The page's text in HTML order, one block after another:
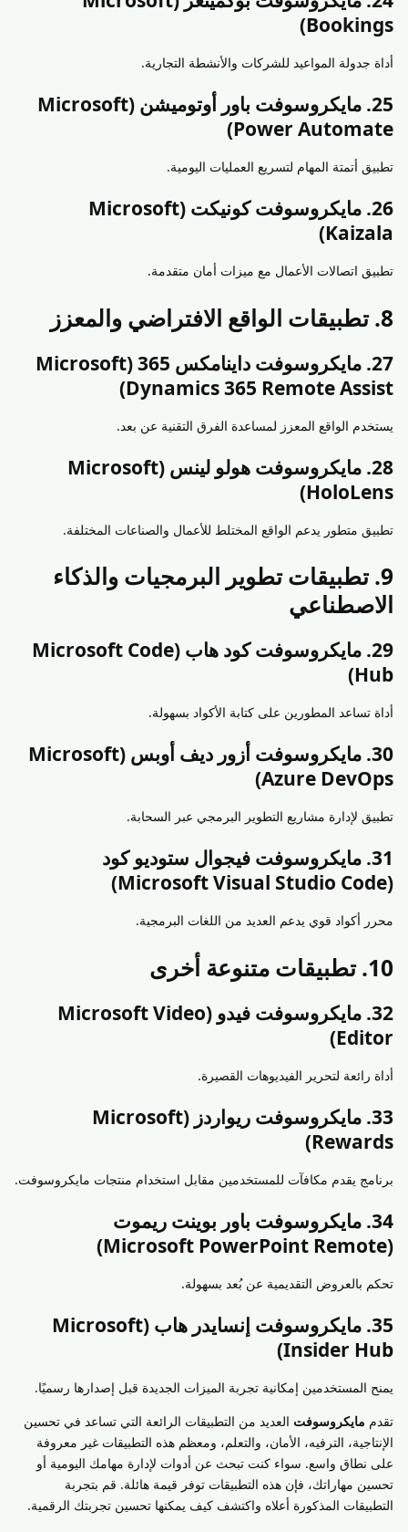
Bookings)
أداة جدولة المواعيد للشركات والأنشطة التجارية.
25. مايكروسوفت باور أوتوميشن (Microsoft
Power Automate)
تطبيق أتمتة المهام لتسريع العمليات اليومية.
26. مايكروسوفت كونيكت (Microsoft
Kaizala)
تطبيق اتصالات الأعمال مع ميزات أمان متقدمة.
8. تطبيقات الواقع الافتراضي والمعزز
27. مايكروسوفت داينامكس 365 (Microsoft
Dynamics 365 Remote Assist)
يستخدم الواقع المعزز لمساعدة الفرق التقنية عن بعد.
28. مايكروسوفت هولو لينس (Microsoft
HoloLens)
تطبيق متطور يدعم الواقع المختلط للأعمال والصناعات المختلفة.
9. تطبيقات تطوير البرمجيات والذكاء
الاصطناعي
29. مايكروسوفت كود هاب (Microsoft Code
Hub)
أداة تساعد المطورين على كتابة الأكواد بسهولة.
30. مايكروسوفت أزور ديف أوبس (Microsoft
Azure DevOps)
تطبيق لإدارة مشاريع التطوير البرمجي عبر السحابة.
31. مايكروسوفت فيجوال ستوديو كود
(Microsoft Visual Studio Code)
محرر أكواد قوي يدعم العديد من اللغات البرمجية.
10. تطبيقات متنوعة أخرى
32. مايكروسوفت فيدو (Microsoft Video
Editor)
أداة رائعة لتحرير الفيديوهات القصيرة.
33. مايكروسوفت ريواردز (Microsoft
Rewards)
برنامج يقدم مكافآت للمستخدمين مقابل استخدام منتجات مايكروسوفت.
34. مايكروسوفت باور بوينت ريموت
(Microsoft PowerPoint Remote)
تحكم بالعروض التقديمية عن بُعد بسهولة.
35. مايكروسوفت إنسايدر هاب (Microsoft
Insider Hub)
يمنح المستخدمين إمكانية تجربة الميزات الجديدة قبل إصدارها رسميًا.
تقدم مايكروسوفت العديد من التطبيقات الرائعة التي تساعد في تحسين
الإنتاجية، الترفيه، الأمان، والتعلم، ومعظم هذه التطبيقات غير معروفة
على نطاق واسع. سواء كنت تبحث عن أدوات لإدارة مهامك اليومية أو
تحسين مهاراتك، فإن هذه التطبيقات توفر قيمة هائلة. قم بتجربة
التطبيقات المذكورة أعلاه واكتشف كيف يمكنها تحسين تجربتك الرقمية.